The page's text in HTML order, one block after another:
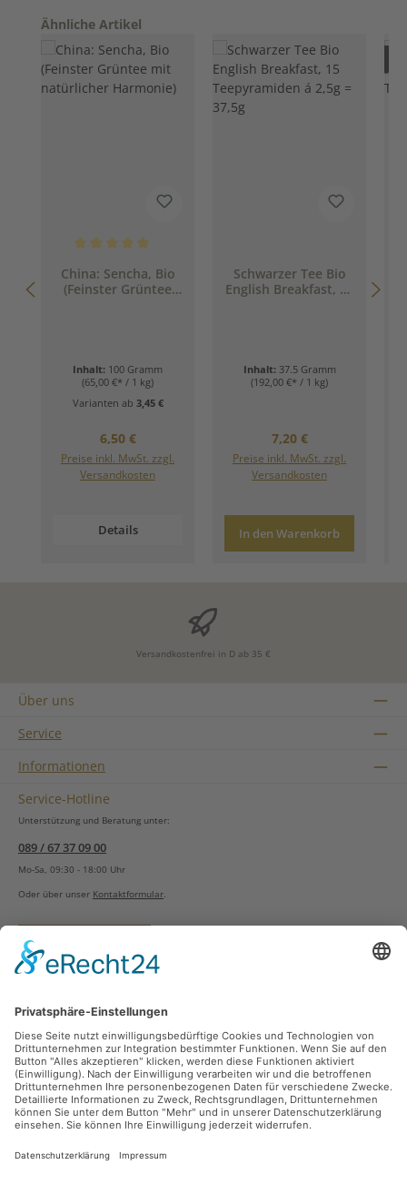
Produktgalerie überspringen
Ähnliche Artikel
China: Sencha, Bio
(Feinster Grüntee
Inhalt: 100 Gramm
(65,00 €* / 1 kg)
Varianten ab 3,45 €
Regulärer Preis:
6,50 €
Preise inkl. MwSt. zzgl.
Versandkosten
Details
Schwarzer Tee Bio
English Breakfast, 15
Inhalt: 37.5 Gramm
(192,00 €* / 1 kg)
Regulärer Preis:
7,20 €
Preise inkl. MwSt. zzgl.
Versandkosten
In den Warenkorb
Versandkostenfrei in D ab 35 €
Über uns
Service
Informationen
Service-Hotline
Unterstützung und Beratung unter:
089 / 67 37 09 00
Mo-Sa, 09:30 - 18:00 Uhr
Oder über unser Kontaktformular.
Vertrag widerrufen
Zahlungsarten
Sicher Einkaufen
Ladengeschäft
Newsletter